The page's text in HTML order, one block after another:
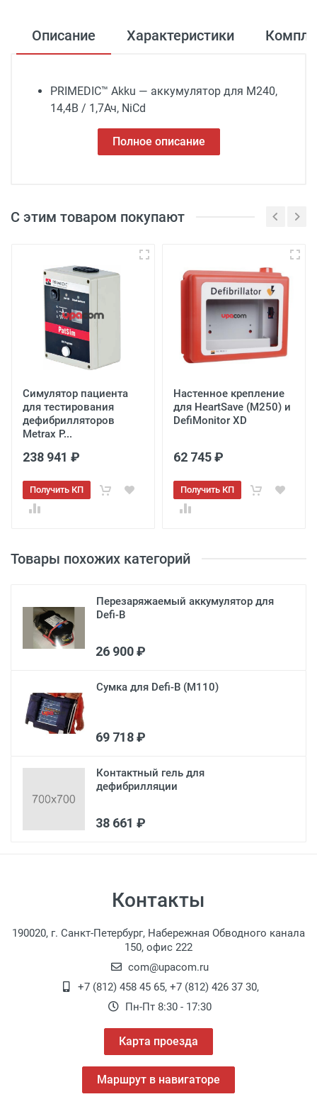
Товары похожих категорий
Перезаряжаемый аккумулятор для
Defi-B
26 900 ₽
Сумка для Defi-B (M110)
69 718 ₽
Контактный гель для
дефибрилляции
38 661 ₽
Описание Характеристики
PRIMEDIC™ Akku — аккумулятор для M240,
14,4В / 1,7Ач, NiCd
Полное описание
Высота
7 см
Вес
Регистрационное
Отправить на почту Отправить на почту
Отправить
С этим товаром покупают
Симулятор пациента
для тестирования
дефибрилляторов
Metrax P...
238 941 ₽
Получить КП
Настенное крепление
для HeartSave (M250) и
DefiMonitor XD
62 745 ₽
Получить КП
Контакты
190020, г. Санкт-Петербург, Набережная Обводного канала
150, офис 222
com@upacom.ru
+7 (812) 458 45 65, +7 (812) 426 37 30,
Пн-Пт 8:30 - 17:30
Карта проезда
Маршрут в навигаторе